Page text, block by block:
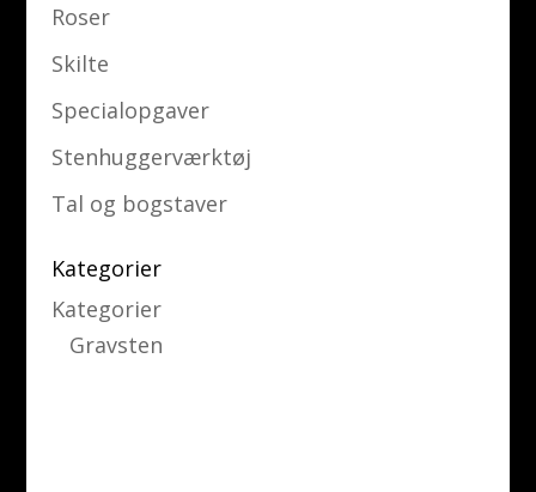
Roser
Skilte
Specialopgaver
Stenhuggerværktøj
Tal og bogstaver
Kategorier
Kategorier
Gravsten